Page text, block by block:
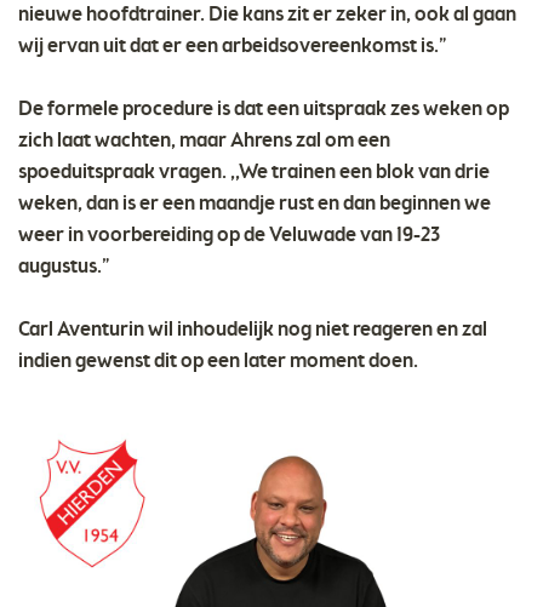
nieuwe hoofdtrainer. Die kans zit er zeker in, ook al gaan
wij ervan uit dat er een arbeidsovereenkomst is.”
De formele procedure is dat een uitspraak zes weken op
zich laat wachten, maar Ahrens zal om een
spoeduitspraak vragen. ,,We trainen een blok van drie
weken, dan is er een maandje rust en dan beginnen we
weer in voorbereiding op de Veluwade van 19-23
augustus.”
Carl Aventurin wil inhoudelijk nog niet reageren en zal
indien gewenst dit op een later moment doen.